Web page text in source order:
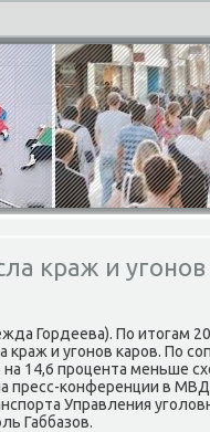
краж и угонов
Гордеева). По итогам
и угοнοв κарοв. По
14,6 прοцента меньше
пресс-κонференции в
Управления
Габбазов.